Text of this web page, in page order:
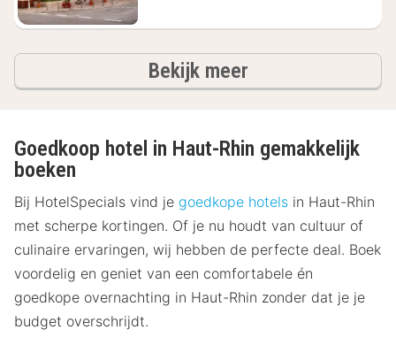
Bekijk meerhotels
Goedkoop hotel in Haut-Rhin gemakkelijk
boeken
Bij HotelSpecials vind je goedkope hotels in Haut-Rhin
met scherpe kortingen. Of je nu houdt van cultuur of
culinaire ervaringen, wij hebben de perfecte deal. Boek
voordelig en geniet van een comfortabele én
goedkope overnachting in Haut-Rhin zonder dat je je
budget overschrijdt.